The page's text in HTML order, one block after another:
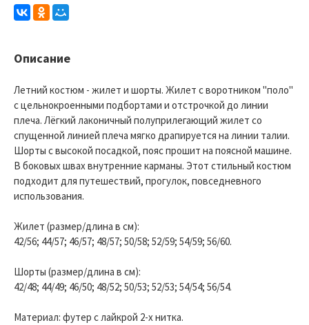
Описание
Летний костюм - жилет и шорты. Жилет с воротником "поло"
с цельнокроенными подбортами и отстрочкой до линии
плеча. Лёгкий лаконичный полуприлегающий жилет со
спущенной линией плеча мягко драпируется на линии талии.
Шорты с высокой посадкой, пояс прошит на поясной машине.
В боковых швах внутренние карманы. Этот стильный костюм
подходит для путешествий, прогулок, повседневного
использования.
Жилет (размер/длина в см):
42/56; 44/57; 46/57; 48/57; 50/58; 52/59; 54/59; 56/60.
Шорты (размер/длина в см):
42/48; 44/49; 46/50; 48/52; 50/53; 52/53; 54/54; 56/54.
Материал: футер с лайкрой 2-х нитка.